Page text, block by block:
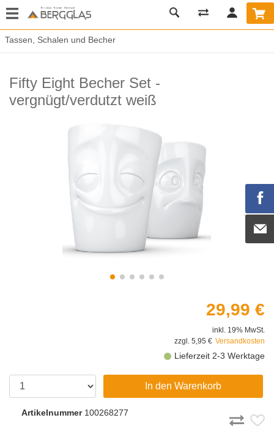
Tassen, Schalen und Becher
Fifty Eight Becher Set -
vergnügt/verdutzt weiß
29,99 €
inkl. 19% MwSt.
zzgl. 5,95 € Versandkosten
Lieferzeit 2-3 Werktage
In den Warenkorb
Artikelnummer100268277